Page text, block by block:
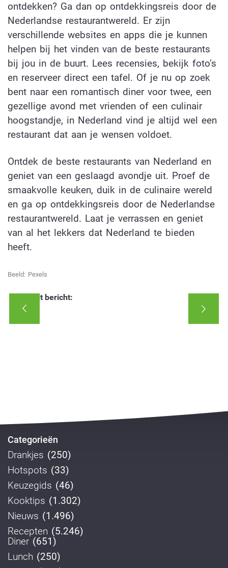
ontdekken? Ga dan op ontdekkingsreis door de
Nederlandse restaurantwereld. Er zijn
verschillende websites en apps die je kunnen
helpen bij het vinden van de beste restaurants
bij jou in de buurt. Lees recensies, bekijk foto’s
en reserveer direct een tafel. Of je nu op zoek
bent naar een romantisch diner voor twee, een
gezellige avond met vrienden of een culinair
hoogstandje, in Nederland vind je altijd wel een
restaurant dat aan je wensen voldoet.
Ontdek de beste restaurants van Nederland en
geniet van een geslaagd avondje uit. Proef de
smaakvolle keuken, duik in de culinaire wereld
en ga op ontdekkingsreis door de Nederlandse
restaurantwereld. Laat je verrassen en geniet
van al het lekkers dat Nederland te bieden
heeft.
Beeld: Pexels
Deel dit bericht:
Categorieën
Drankjes (250)
Hotspots (33)
Keuzegids (46)
Kooktips (1.302)
Nieuws (1.496)
Recepten (5.246)
Diner (651)
Lunch (250)